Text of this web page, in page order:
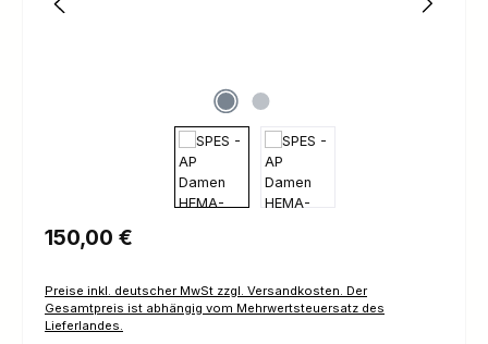
Regulärer Preis:
150,00 €
Preise inkl. deutscher MwSt zzgl. Versandkosten. Der
Gesamtpreis ist abhängig vom Mehrwertsteuersatz des
Lieferlandes.